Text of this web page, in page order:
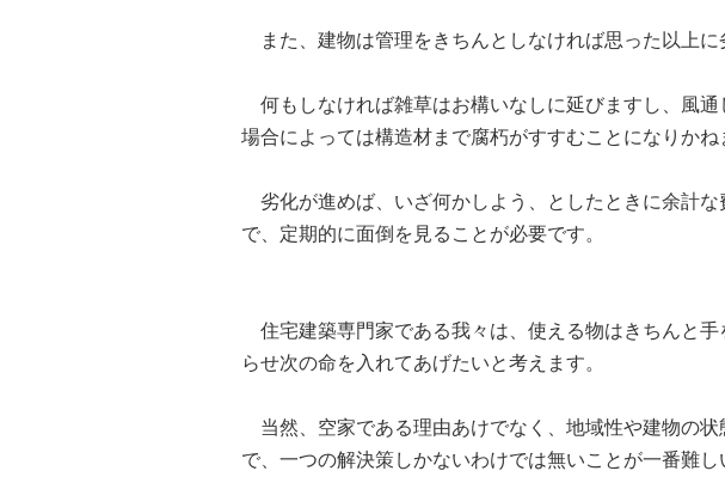
また、建物は管理をきちんとしなければ思った以上に
何もしなければ雑草はお構いなしに延びますし、風通
場合によっては構造材まで腐朽がすすむことになりかね
劣化が進めば、いざ何かしよう、としたときに余計
で、定期的に面倒を見ることが必要です。
住宅建築専門家である我々は、使える物はきちんと
らせ次の命を入れてあげたいと考えます。
当然、空家である理由あけでなく、地域性や建物の
で、一つの解決策しかないわけでは無いことが一番難し